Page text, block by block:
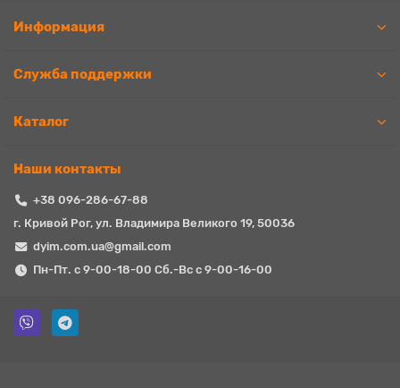
Информация
Служба поддержки
Каталог
Наши контакты
+38 096-286-67-88
г. Кривой Рог, ул. Владимира Великого 19, 50036
dyim.com.ua@gmail.com
Пн-Пт. с 9-00-18-00 Сб.-Вс с 9-00-16-00